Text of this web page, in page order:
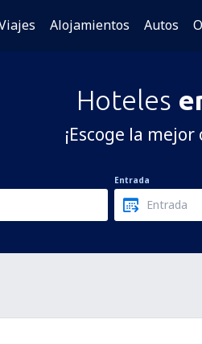
Alojamientos Autos
Hoteles
¡Escoge la
Entrada